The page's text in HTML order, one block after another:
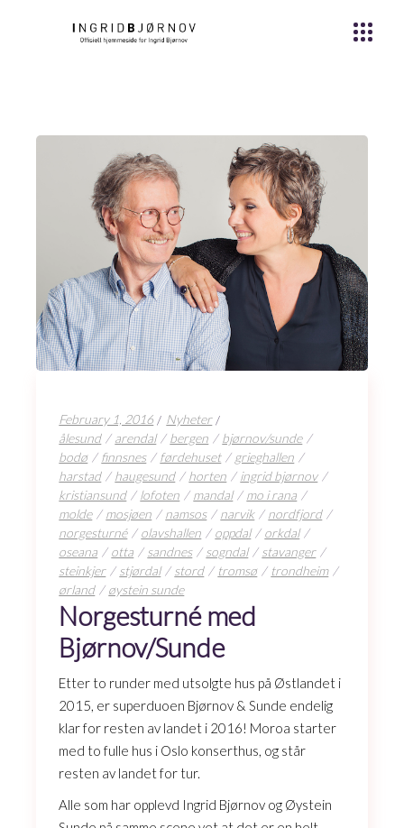
February 1, 2016
Nyheter
ålesund
arendal bergen
bjørnov/sunde
bodø
finnsnes førdehuset
grieghallen
harstad
haugesund horten
ingrid bjørnov
kristiansund
lofoten mandal
mo i rana
molde
mosjøen namsos narvik
nordfjord
norgesturné
olavshallen oppdal
orkdal
oseana
otta sandnes sogndal
stavanger
steinkjer
stjørdal stord tromsø
trondheim
ørland
øystein sunde
Norgesturné med
Bjørnov/Sunde
Etter to runder med utsolgte hus på Østlandet i
2015, er superduoen Bjørnov & Sunde endelig
klar for resten av landet i 2016! Moroa starter
med to fulle hus i Oslo konserthus, og står
resten av landet for tur.
Alle som har opplevd Ingrid Bjørnov og Øystein